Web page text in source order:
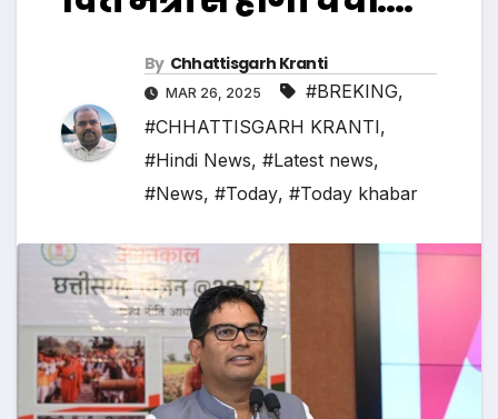
By Chhattisgarh Kranti
MAR 26, 2025 #BREKING,
#CHHATTISGARH KRANTI,
#Hindi News, #Latest news,
#News, #Today, #Today khabar